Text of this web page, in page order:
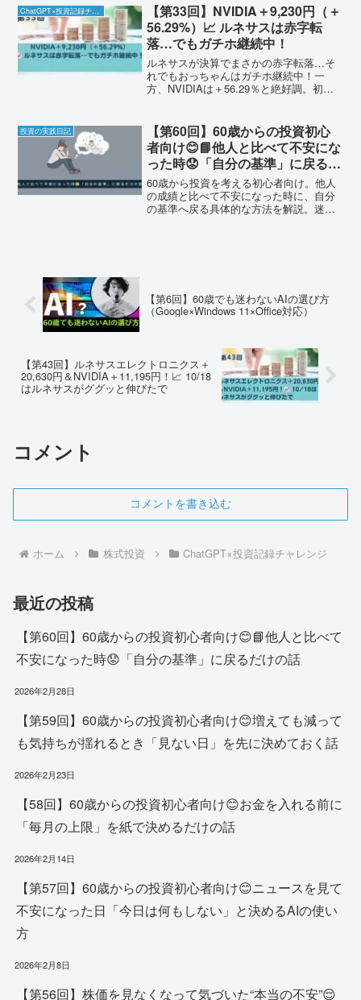
ChatGPT×投資記録チャレンジ
【第33回】NVIDIA＋9,230円（＋
56.29%）📈 ルネサスは赤字転
落…でもガチホ継続中！
ルネサスが決算でまさかの赤字転落…そ
れでもおっちゃんはガチホ継続中！一
方、NVIDIAは＋56.29％と絶好調。初心
投資の実践日記
【第60回】60歳からの投資初心
者向け😊📘他人と比べて不安にな
った時😟「自分の基準」に戻るだ
けの話
60歳から投資を考える初心者向け。他人
の成績と比べて不安になった時に、自分
の基準へ戻る具体的な方法を解説。迷い
【第6回】60歳でも迷わないAIの選び方
（Google×Windows 11×Office対応）
【第43回】ルネサスエレクトロニクス＋
20,630円＆NVIDIA＋11,195円！📈 10/18
はルネサスがググッと伸びたで
コメント
コメントを書き込む
ホーム 株式投資 ChatGPT×投資記録チャレンジ
最近の投稿
【第60回】60歳からの投資初心者向け😊📘他人と比べて
不安になった時😟「自分の基準」に戻るだけの話
2026年2月28日
【第59回】60歳からの投資初心者向け😊増えても減って
も気持ちが揺れるとき「見ない日」を先に決めておく話
2026年2月23日
【58回】60歳からの投資初心者向け😊お金を入れる前に
「毎月の上限」を紙で決めるだけの話
2026年2月14日
【第57回】60歳からの投資初心者向け😊ニュースを見て
不安になった日「今日は何もしない」と決めるAIの使い
方
2026年2月8日
【第56回】株価を見なくなって気づいた“本当の不安”😌